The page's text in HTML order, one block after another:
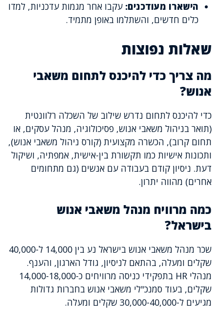
הישארו מעודכנים: עקבו אחר מגמות עדכניות, למדו
כלים חדשים, והשתלמו באופן מתמיד.
שאלות נפוצות
מה צריך כדי להיכנס לתחום משאבי
אנוש?
כדי להיכנס לתחום נדרש שילוב של השכלה רלוונטית
(תואר בניהול משאבי אנוש, פסיכולוגיה, מנהל עסקים, או
תחום קרוב), הכשרה מקצועית (קורס ניהול משאבי אנוש),
ותכונות אישיות כמו תקשורת בין-אישית, אמפתיה, ושיקול
דעת. ניסיון קודם בעבודה עם אנשים (גם מתחומים
אחרים) מהווה יתרון.
כמה מרוויח מנהל משאבי אנוש
בישראל?
שכר מנהל משאבי אנוש בישראל נע בין 14,000 ל-40,000
שקלים ומעלה, בהתאם לניסיון, גודל הארגון, והענף.
מנהלי HR בתפקידי כניסה מרוויחים כ-14,000-18,000
שקלים, בעוד סמנכ"לי משאבי אנוש בחברות גדולות
מגיעים ל-30,000-40,000 שקלים ומעלה.